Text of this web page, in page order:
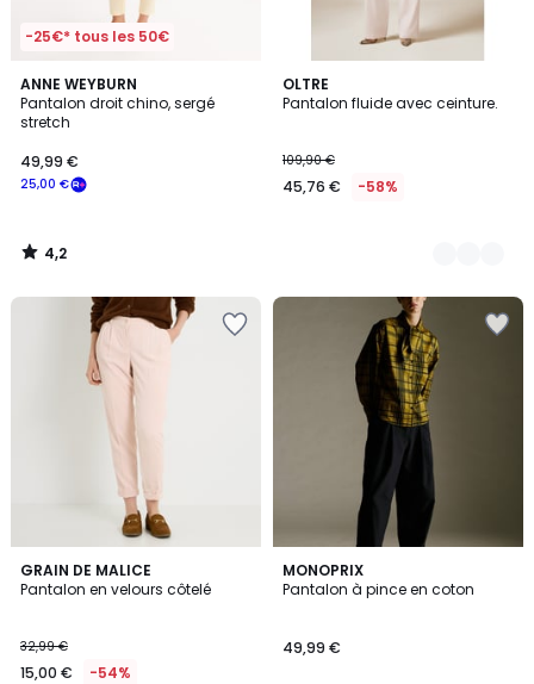
-25€* tous les 50€
ANNE WEYBURN
Pantalon droit chino, sergé
stretch
25,00 €
49,99 €
4,2
/ 5
4,2
/
OLTRE
Pantalon fluide avec ceinture.
109,90 €
45,76 € -58%
2
Couleurs
GRAIN DE MALICE
Pantalon en velours côtelé
32,99 €
15,00 € -54%
MONOPRIX
Pantalon à pince en coton
49,99 €